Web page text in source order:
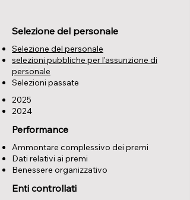
Selezione del personale
Selezione del personale
selezioni pubbliche per l'assunzione di
personale
Selezioni passate
2025
2024
Performance
Ammontare complessivo dei premi
Dati relativi ai premi
Benessere organizzativo
Enti controllati